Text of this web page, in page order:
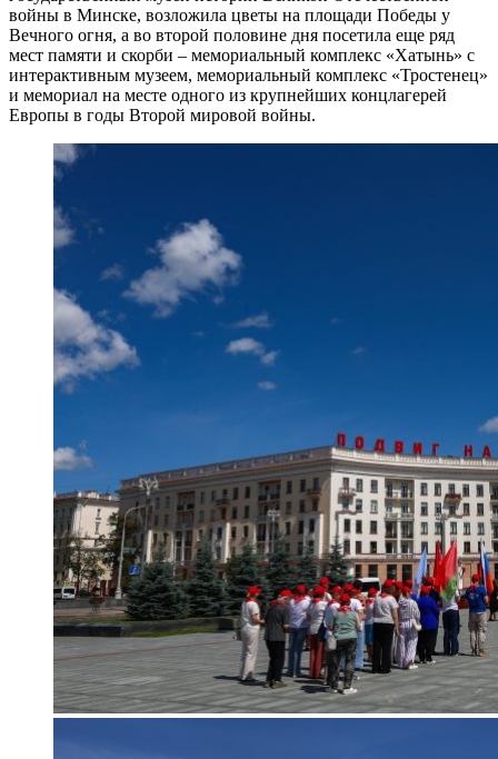
войны в Минске, возложила цветы на площади Победы у
Вечного огня, а во второй половине дня посетила еще ряд
мест памяти и скорби – мемориальный комплекс «Хатынь» с
интерактивным музеем, мемориальный комплекс «Тростенец»
и мемориал на месте одного из крупнейших концлагерей
Европы в годы Второй мировой войны.